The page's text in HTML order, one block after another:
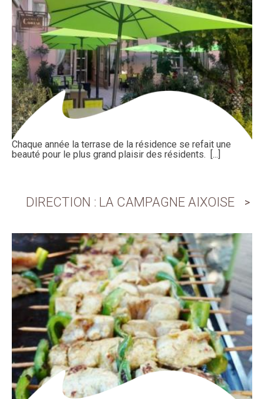
Chaque année la terrase de la résidence se refait une
beauté pour le plus grand plaisir des résidents. [...]
DIRECTION : LA CAMPAGNE AIXOISE